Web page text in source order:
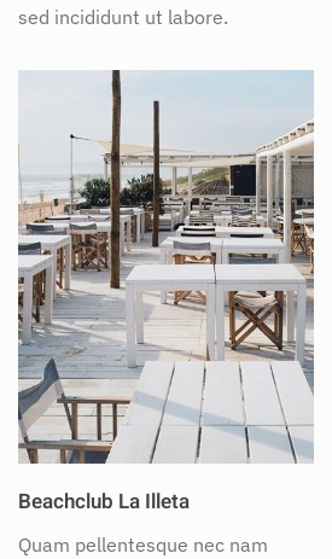
sed incididunt ut labore.
Beachclub La Illeta
Quam pellentesque nec nam